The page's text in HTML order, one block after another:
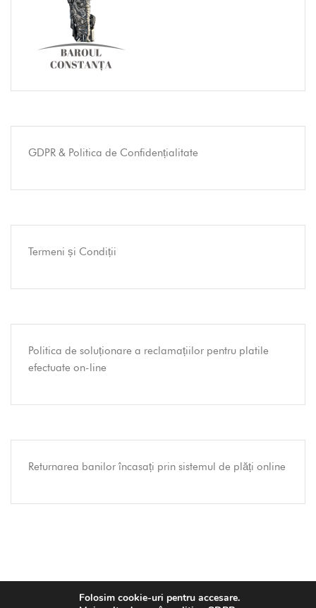
GDPR & Politica de Confidențialitate
Termeni și Condiții
Politica de soluționare a reclamațiilor pentru platile
efectuate on-line
Returnarea banilor încasați prin sistemul de plăți online
Folosim cookie-uri pentru accesare.